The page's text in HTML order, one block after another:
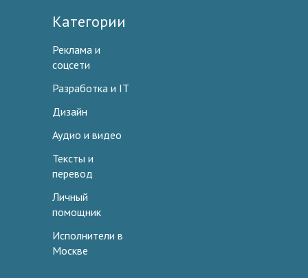
Категории
Реклама и
соцсети
Разработка и IT
Дизайн
Аудио и видео
Тексты и
перевод
Личный
помощник
Исполнители в
Москве